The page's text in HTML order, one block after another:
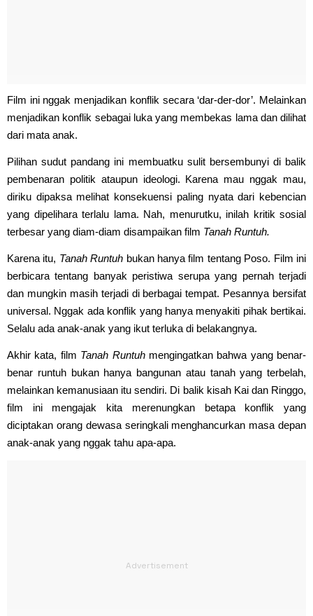
Film ini nggak menjadikan konflik secara ‘dar-der-dor’. Melainkan
menjadikan konflik sebagai luka yang membekas lama dan dilihat
dari mata anak.
Pilihan sudut pandang ini membuatku sulit bersembunyi di balik
pembenaran politik ataupun ideologi. Karena mau nggak mau,
diriku dipaksa melihat konsekuensi paling nyata dari kebencian
yang dipelihara terlalu lama. Nah, menurutku, inilah kritik sosial
terbesar yang diam-diam disampaikan film Tanah Runtuh.
Karena itu, Tanah Runtuh bukan hanya film tentang Poso. Film ini
berbicara tentang banyak peristiwa serupa yang pernah terjadi
dan mungkin masih terjadi di berbagai tempat. Pesannya bersifat
universal. Nggak ada konflik yang hanya menyakiti pihak bertikai.
Selalu ada anak-anak yang ikut terluka di belakangnya.
Akhir kata, film Tanah Runtuhmengingatkan bahwa yang benar-
benar runtuh bukan hanya bangunan atau tanah yang terbelah,
melainkan kemanusiaan itu sendiri. Di balik kisah Kai dan Ringgo,
film ini mengajak kita merenungkan betapa konflik yang
diciptakan orang dewasa seringkali menghancurkan masa depan
anak-anak yang nggak tahu apa-apa.